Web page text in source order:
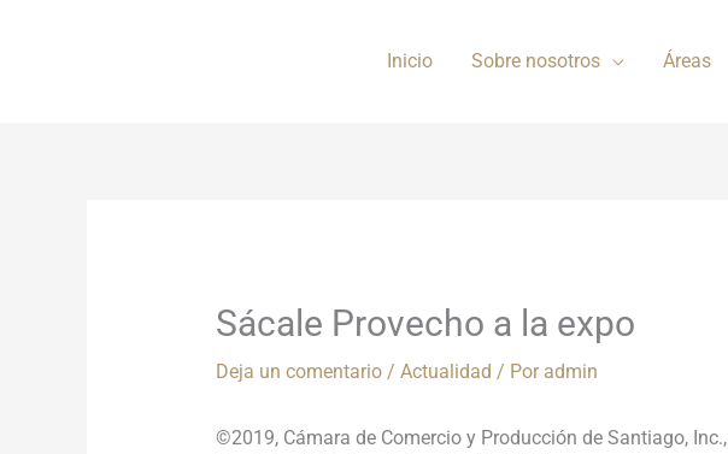
Inicio Sobre nosotros Áreas
Sácale Provecho a la expo
Deja un comentario / Actualidad / Por admin
©2019, Cámara de Comercio y Producción de Santiago, Inc.,